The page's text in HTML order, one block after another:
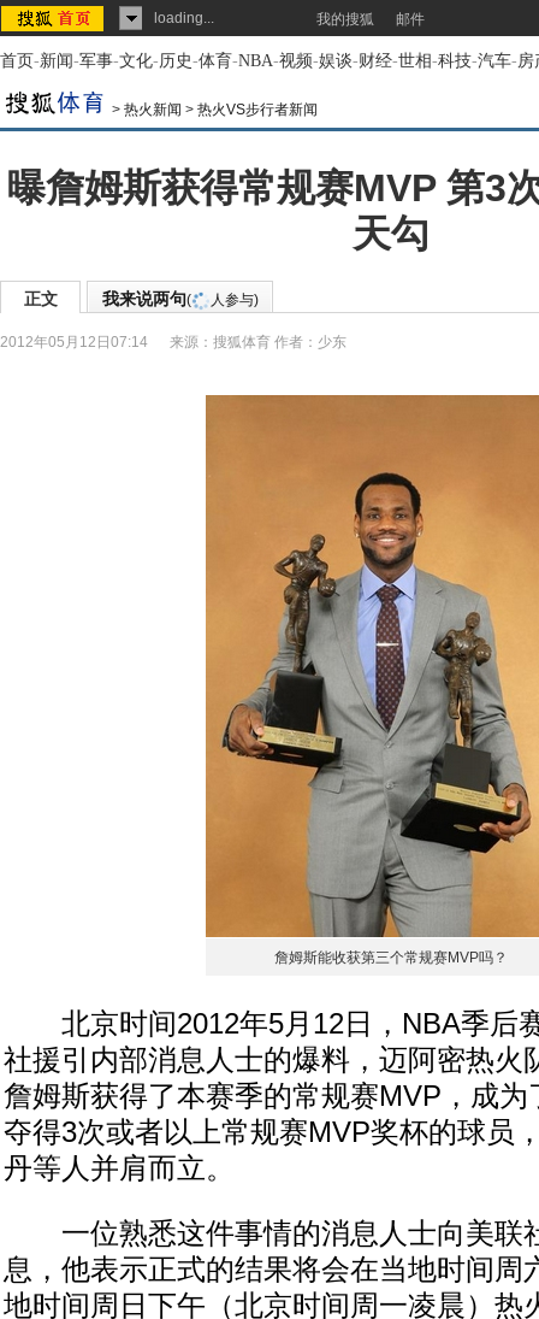
loading... 我的搜狐 邮件
首页-新闻-军事-文化-历史-体育-NBA-视频-娱谈-财经-世相-科技-汽车-房
> 热火新闻 > 热火VS步行者新闻
曝詹姆斯获得常规赛MVP 第3
天勾
正文 我来说两句( 人参与)
2012年05月12日07:14 来源： 搜狐体育 作者：少东
詹姆斯能收获第三个常规赛MVP吗？
北京时间2012年5月12日，NBA季后
社援引内部消息人士的爆料，迈阿密热火
詹姆斯获得了本赛季的常规赛MVP，成为
夺得3次或者以上常规赛MVP奖杯的球员
丹等人并肩而立。
一位熟悉这件事情的消息人士向美联
息，他表示正式的结果将会在当地时间周
地时间周日下午（北京时间周一凌晨）热